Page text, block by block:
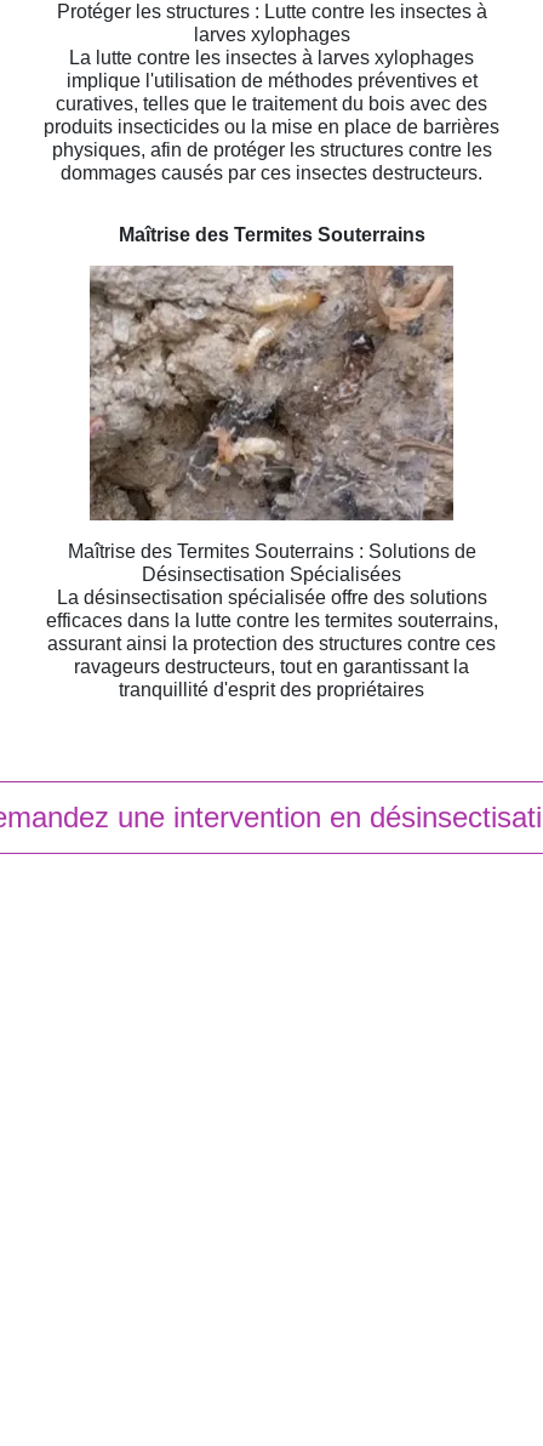
Protéger les structures : Lutte contre les insectes à
larves xylophages
La lutte contre les insectes à larves xylophages
implique l'utilisation de méthodes préventives et
curatives, telles que le traitement du bois avec des
produits insecticides ou la mise en place de barrières
physiques, afin de protéger les structures contre les
dommages causés par ces insectes destructeurs.
Maîtrise des Termites Souterrains
Maîtrise des Termites Souterrains : Solutions de
Désinsectisation Spécialisées
La désinsectisation spécialisée offre des solutions
efficaces dans la lutte contre les termites souterrains,
assurant ainsi la protection des structures contre ces
ravageurs destructeurs, tout en garantissant la
tranquillité d'esprit des propriétaires
une intervention en